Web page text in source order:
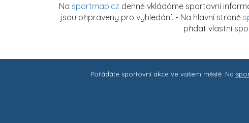
Na sportmap.cz denně vkládáme sportovní
jsou připraveny pro vyhledání. - Na hlavní straně
přidat vlastní
Pořádáte sportovní akce ve vašem městě. Na